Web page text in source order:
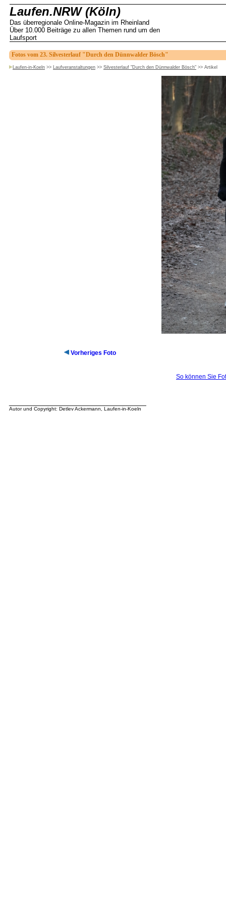
Laufen.NRW (Köln)
Das überregionale Online-Magazin im Rheinland
Über 10.000 Beiträge zu allen Themen rund um den
Laufsport
Fotos vom 23. Silvesterlauf "Durch den Dünnwalder Bösch"
Laufen-in-Koeln >> Laufveranstaltungen >> Silvesterlauf "Durch den Dünnwalder Bösch" >> Artikel
Vorheriges Foto
So können Sie
Autor und Copyright: Detlev Ackermann, Laufen-in-Koeln